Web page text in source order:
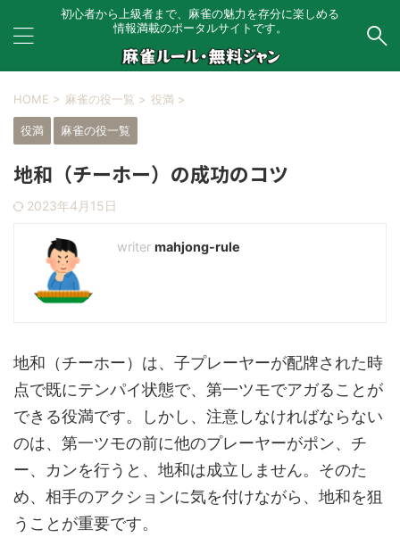
初心者から上級者まで、麻雀の魅力を存分に楽しめる
情報満載のポータルサイトです。
HOME > 麻雀の役一覧 > 役満 >
役満 麻雀の役一覧
地和（チーホー）の成功のコツ
2023年4月15日
mahjong-rule
地和（チーホー）は、子プレーヤーが配牌された時
点で既にテンパイ状態で、第一ツモでアガることが
できる役満です。しかし、注意しなければならない
のは、第一ツモの前に他のプレーヤーがポン、チ
ー、カンを行うと、地和は成立しません。そのた
め、相手のアクションに気を付けながら、地和を狙
うことが重要です。